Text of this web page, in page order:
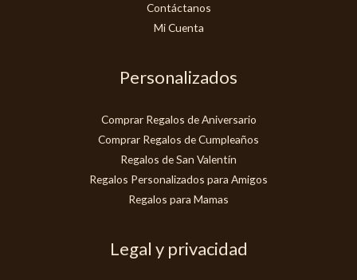
Contáctanos
Mi Cuenta
Personalizados
Comprar Regalos de Aniversario
Comprar Regalos de Cumpleaños
Regalos de San Valentín
Regalos Personalizados para Amigos
Regalos para Mamas
Legal y privacidad